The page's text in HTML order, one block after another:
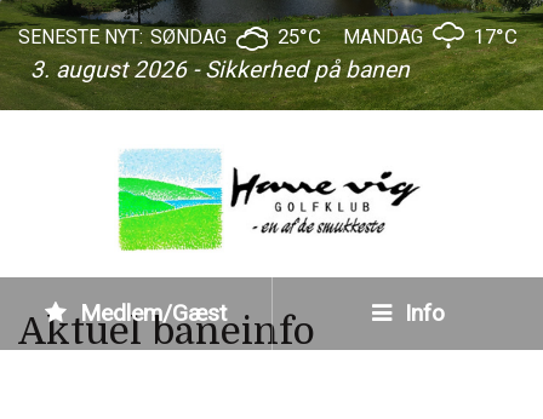
SENESTE NYT:
3. august 2026 - Sikkerhed på banen
SØNDAG 25°C MANDAG 17°C
Medlem/Gæst Info
Aktuel baneinfo